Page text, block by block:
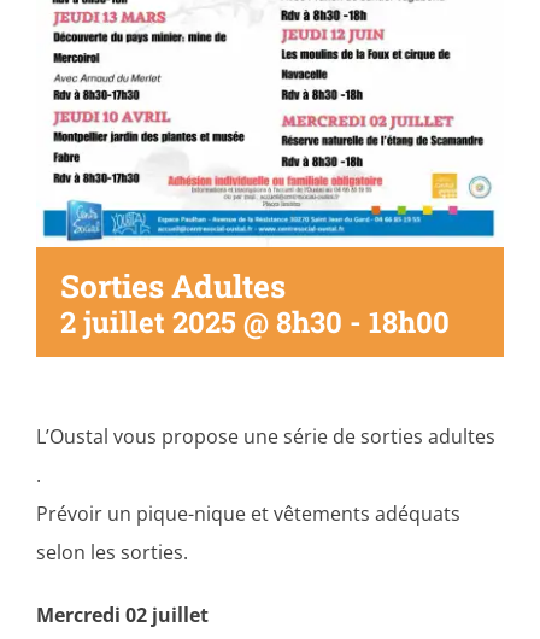
Sorties Adultes
2 juillet 2025 @ 8h30 - 18h00
L’Oustal vous propose une série de sorties adultes
.
Prévoir un pique-nique et vêtements adéquats
selon les sorties.
Mercredi 02 juillet